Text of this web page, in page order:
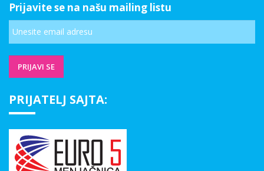
Prijavite se na našu mailing listu
PRIJATELJ SAJTA: